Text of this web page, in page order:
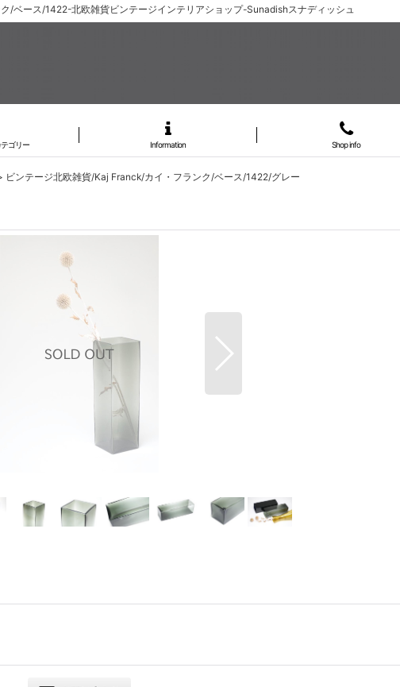
/ベース/1422-北欧雑貨ビンテージインテリアショップ-Sunadishスナディッシュ
ゴリー Information Shop info
ビンテージ北欧雑貨/Kaj Franck/カイ・フランク/ベース/1422/グレー